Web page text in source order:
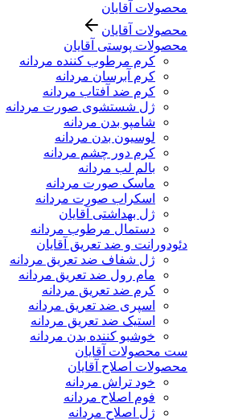
محصولات آقایان
محصولات آقایان
محصولات پوستی آقایان
کرم مرطوب کننده مردانه
کرم آبرسان مردانه
کرم ضد آفتاب مردانه
ژل شستشوی صورت مردانه
شامپو بدن مردانه
لوسیون بدن مردانه
کرم دور چشم مردانه
بالم لب مردانه
ماسک صورت مردانه
اسکراب صورت مردانه
ژل بهداشتی آقایان
دستمال مرطوب مردانه
دئودورانت و ضد تعریق آقایان
ژل شفاف ضد تعریق مردانه
مام رول ضد تعریق مردانه
کرم ضد تعریق مردانه
اسپری ضد تعریق مردانه
استیک ضد تعریق مردانه
خوشبو کننده بدن مردانه
ست محصولات آقایان
محصولات اصلاح آقایان
خود تراش مردانه
فوم اصلاح مردانه
ژل اصلاح مردانه